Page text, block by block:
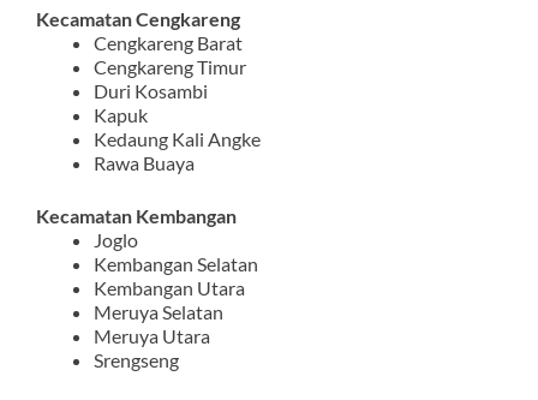
Kecamatan Cengkareng
Cengkareng Barat
Cengkareng Timur
Duri Kosambi
Kapuk
Kedaung Kali Angke
Rawa Buaya
Kecamatan Kembangan
Joglo
Kembangan Selatan
Kembangan Utara
Meruya Selatan
Meruya Utara
Srengseng